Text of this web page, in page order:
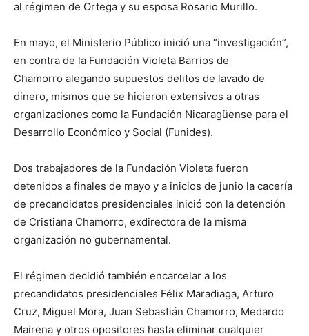
al régimen de Ortega y su esposa Rosario Murillo.
En mayo, el Ministerio Público inició una “investigación”,
en contra de la Fundación Violeta Barrios de
Chamorro alegando supuestos delitos de lavado de
dinero, mismos que se hicieron extensivos a otras
organizaciones como la Fundación Nicaragüense para el
Desarrollo Económico y Social (Funides).
Dos trabajadores de la Fundación Violeta fueron
detenidos a finales de mayo y a inicios de junio la cacería
de precandidatos presidenciales inició con la detención
de Cristiana Chamorro, exdirectora de la misma
organización no gubernamental.
El régimen decidió también encarcelar a los
precandidatos presidenciales Félix Maradiaga, Arturo
Cruz, Miguel Mora, Juan Sebastián Chamorro, Medardo
Mairena y otros opositores hasta eliminar cualquier